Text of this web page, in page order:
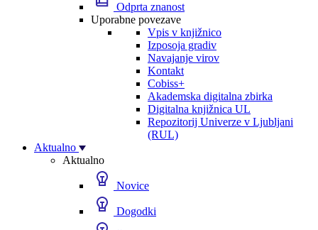
Odprta znanost
Uporabne povezave
Vpis v knjižnico
Izposoja gradiv
Navajanje virov
Kontakt
Cobiss+
Akademska digitalna zbirka
Digitalna knjižnica UL
Repozitorij Univerze v Ljubljani
(RUL)
Aktualno
Aktualno
Novice
Dogodki